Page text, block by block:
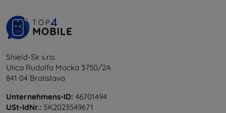
Shield-Sk s.r.o.
Ulica Rudolfa Mocka 3750/2A
841 04 Bratislava
Unternehmens-ID: 46701494
USt-IdNr.: SK2023549671